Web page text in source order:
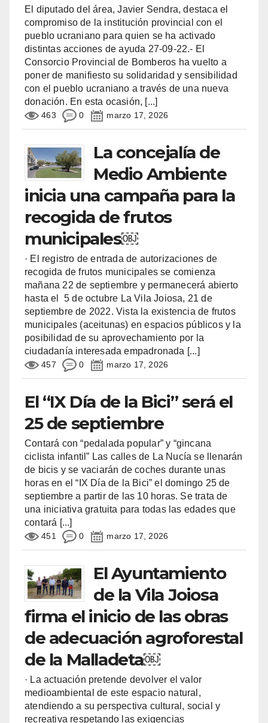
El diputado del área, Javier Sendra, destaca el
compromiso de la institución provincial con el
pueblo ucraniano para quien se ha activado
distintas acciones de ayuda 27-09-22.- El
Consorcio Provincial de Bomberos ha vuelto a
poner de manifiesto su solidaridad y sensibilidad
con el pueblo ucraniano a través de una nueva
donación. En esta ocasión, [...]
463 0 marzo 17, 2026
La concejalía de
Medio Ambiente
inicia una campaña para la
recogida de frutos
municipales￼
· El registro de entrada de autorizaciones de
recogida de frutos municipales se comienza
mañana 22 de septiembre y permanecerá abierto
hasta el 5 de octubre La Vila Joiosa, 21 de
septiembre de 2022. Vista la existencia de frutos
municipales (aceitunas) en espacios públicos y la
posibilidad de su aprovechamiento por la
ciudadanía interesada empadronada [...]
457 0 marzo 17, 2026
El “IX Día de la Bici” será el
25 de septiembre
Contará con “pedalada popular” y “gincana
ciclista infantil” Las calles de La Nucía se llenarán
de bicis y se vaciarán de coches durante unas
horas en el “IX Día de la Bici” el domingo 25 de
septiembre a partir de las 10 horas. Se trata de
una iniciativa gratuita para todas las edades que
contará [...]
451 0 marzo 17, 2026
El Ayuntamiento
de la Vila Joiosa
firma el inicio de las obras
de adecuación agroforestal
de la Malladeta￼
· La actuación pretende devolver el valor
medioambiental de este espacio natural,
atendiendo a su perspectiva cultural, social y
recreativa respetando las exigencias